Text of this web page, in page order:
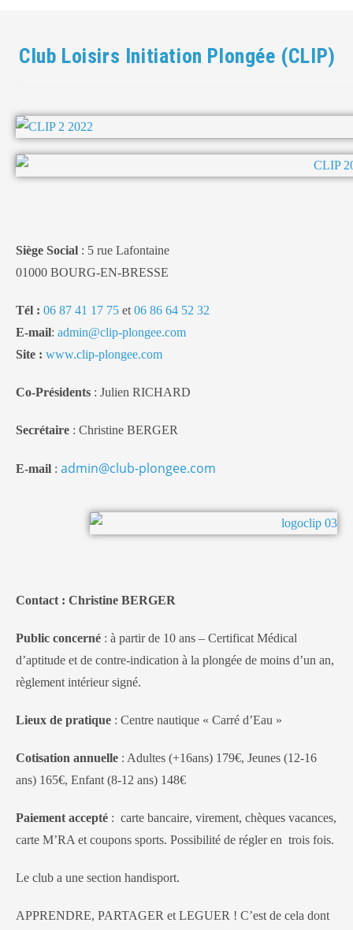
Club Loisirs Initiation Plongée (CLIP)
Siège Social : 5 rue Lafontaine
01000 BOURG-EN-BRESSE
Tél : 06 87 41 17 75 et 06 86 64 52 32
E-mail: admin@clip-plongee.com
Site : www.clip-plongee.com
Co-Présidents : Julien RICHARD
Secrétaire : Christine BERGER
E-mail : admin@club-plongee.com
Contact : Christine BERGER
Public concerné : à partir de 10 ans – Certificat Médical
d’aptitude et de contre-indication à la plongée de moins d’un an,
règlement intérieur signé.
Lieux de pratique : Centre nautique « Carré d’Eau »
Cotisation annuelle : Adultes (+16ans) 179€, Jeunes (12-16
ans) 165€, Enfant (8-12 ans) 148€
Paiement accepté : carte bancaire, virement, chèques vacances,
carte M’RA et coupons sports. Possibilité de régler en trois fois.
Le club a une section handisport.
APPRENDRE, PARTAGER et LEGUER ! C’est de cela dont